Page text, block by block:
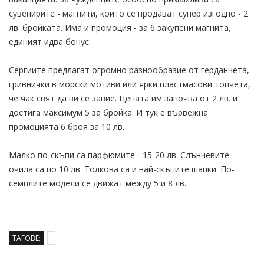
сувенирите - магнити, които се продават супер изгодно - 2
лв. бройката. Има и промоция - за 6 закупени магнита,
единият идва бонус.
Сергиите предлагат огромно разнообразие от герданчета,
гривнички в морски мотиви или ярки пластмасови топчета,
че чак свят да ви се завие. Цената им започва от 2 лв. и
достига максимум 5 за бройка. И тук е вървежна
промоцията 6 броя за 10 лв.
Малко по-скъпи са парфюмите - 15-20 лв. Слънчевите
очила са по 10 лв. Толкова са и най-скъпите шапки. По-
семплите модели се движат между 5 и 8 лв.
ТАГОВЕ: